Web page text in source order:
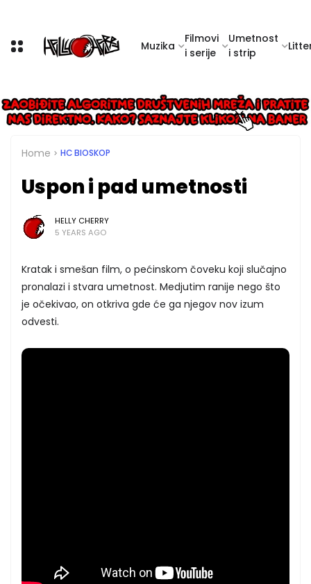
Muzika
Filmovi
i serije
Umetnost
i strip
Home HC BIOSKOP
Uspon i pad umetnosti
HELLY CHERRY
5 YEARS AGO
Kratak i smešan film, o pećinskom čoveku koji slučajno
pronalazi i stvara umetnost. Medjutim ranije nego što
je očekivao, on otkriva gde će ga njegov nov izum
odvesti.